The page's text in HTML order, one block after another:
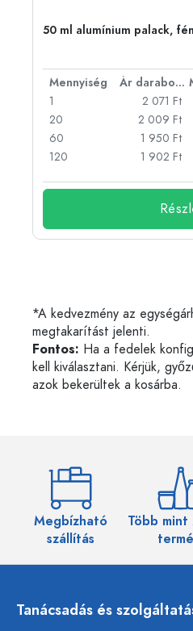
50 ml alumínium palack,
Mennyiség Ár darabonként
1
2 071 Ft
20
2 009 Ft
60
1 950 Ft
120
1 902 Ft
*A kedvezmény az
megtakarítást jelenti.
Fontos: Ha a fedelek
kell kiválasztani. Kérjük,
azok bekerültek a kosárba.
Megbízható
szállítás
Több
Tanácsadás és